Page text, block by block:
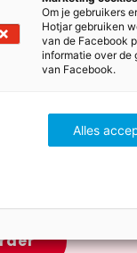
broers zijn
Romeinse stad
geworden
in de klas kunt
Om je gebruikers
Hotjar gebruiken
van de Facebook
informatie over de
van Facebook.
Alles